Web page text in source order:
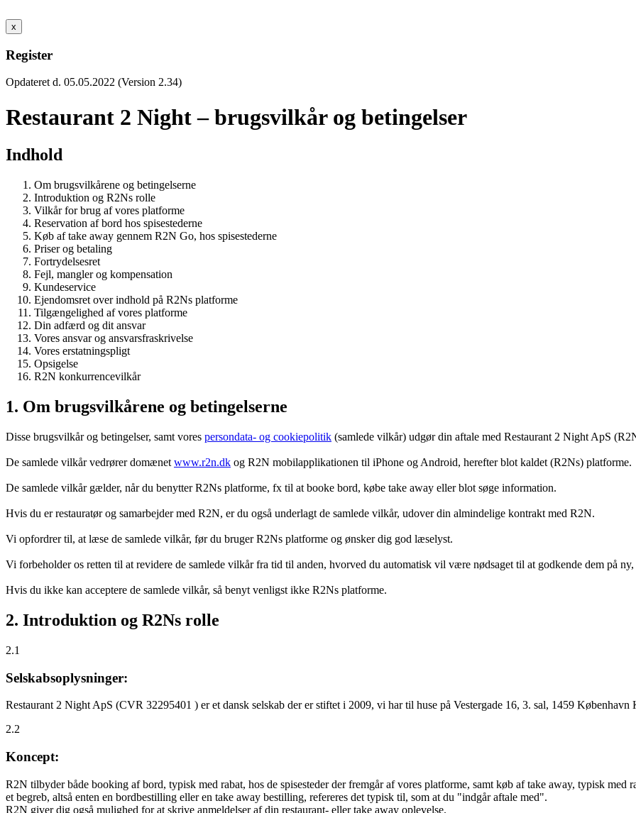
x
Register
Opdateret d. 05.05.2022 (Version 2.34)
Restaurant 2 Night – brugsvilkår og betingelser
Indhold
Om brugsvilkårene og betingelserne
Introduktion og R2Ns rolle
Vilkår for brug af vores platforme
Reservation af bord hos spisestederne
Køb af take away gennem R2N Go, hos spisestederne
Priser og betaling
Fortrydelsesret
Fejl, mangler og kompensation
Kundeservice
Ejendomsret over indhold på R2Ns platforme
Tilgængelighed af vores platforme
Din adfærd og dit ansvar
Vores ansvar og ansvarsfraskrivelse
Vores erstatningspligt
Opsigelse
R2N konkurrencevilkår
1. Om brugsvilkårene og betingelserne
Disse brugsvilkår og betingelser, samt vores persondata- og cookiepolitik (samlede vilkår) udgør din aftale med Restaurant 2 Night ApS
De samlede vilkår vedrører domænet www.r2n.dk og R2N mobilapplikationen til iPhone og Android, herefter blot kaldet (R2Ns) platforme.
De samlede vilkår gælder, når du benytter R2Ns platforme, fx til at booke bord, købe take away eller blot søge information.
Hvis du er restauratør og samarbejder med R2N, er du også underlagt de samlede vilkår, udover din almindelige kontrakt med R2N.
Vi opfordrer til, at læse de samlede vilkår, før du bruger R2Ns platforme og ønsker dig god læselyst.
Vi forbeholder os retten til at revidere de samlede vilkår fra tid til anden, hvorved du automatisk vil være nødsaget til at godkende dem på
Hvis du ikke kan acceptere de samlede vilkår, så benyt venligst ikke R2Ns platforme.
2. Introduktion og R2Ns rolle
2.1
Selskabsoplysninger:
Restaurant 2 Night ApS (CVR 32295401 ) er et dansk selskab der er stiftet i 2009, vi har til huse på Vestergade 16, 3. sal, 1459 København
2.2
Koncept:
R2N tilbyder både booking af bord, typisk med rabat, hos de spisesteder der fremgår af vores platforme, samt køb af take away, typisk med
et begreb, altså enten en bordbestilling eller en take away bestilling, refereres det typisk til, som at du "indgår aftale med".
R2N giver dig også mulighed for at skrive anmeldelser af din restaurant- eller take away oplevelse.